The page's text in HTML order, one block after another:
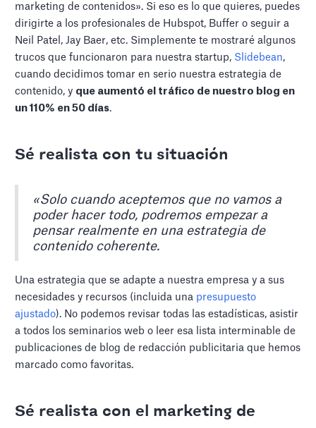
marketing de contenidos». Si eso es lo que quieres, puedes
dirigirte a los profesionales de Hubspot, Buffer o seguir a
Neil Patel, Jay Baer, etc. Simplemente te mostraré algunos
trucos que funcionaron para nuestra startup, Slidebean,
cuando decidimos tomar en serio nuestra estrategia de
contenido, y que aumentó el tráfico de nuestro blog en
un 110% en 50 días.
Sé realista con tu situación
«Solo cuando aceptemos que no vamos a
poder hacer todo, podremos empezar a
pensar realmente en una estrategia de
contenido coherente.
Una estrategia que se adapte a nuestra empresa y a sus
necesidades y recursos (incluida una presupuesto
ajustado). No podemos revisar todas las estadísticas, asistir
a todos los seminarios web o leer esa lista interminable de
publicaciones de blog de redacción publicitaria que hemos
marcado como favoritas.
Sé realista con el marketing de